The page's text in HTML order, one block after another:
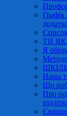
ТИ
Я
Наша
Що
Про